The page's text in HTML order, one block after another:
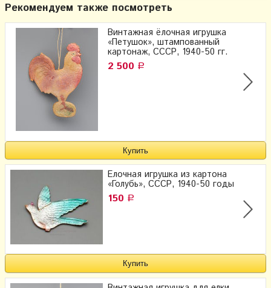
Рекомендуем также посмотреть
Винтажная ёлочная игрушка
«Петушок», штампованный
картонаж, СССР, 1940-50 гг.
2 500 Р
Елочная игрушка из картона
«Голубь», СССР, 1940-50 годы
150 Р